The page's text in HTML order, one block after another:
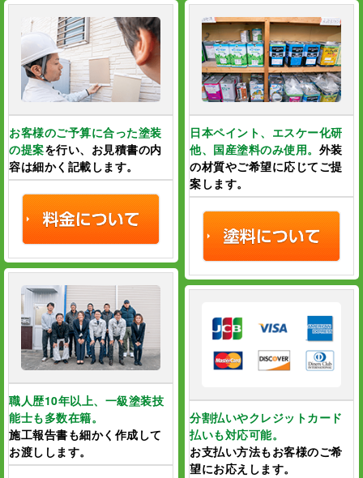
お客様のご予算に合った塗装
の提案を行い、 お見積書の内
容は細かく記載します。
日本ペイント、エスケー化研
他、国産塗料のみ使用。 外装
の材質やご希望に応じてご提
案します。
職人歴10年以上、一級塗装技
能士も多数在籍。
施工報告書も細かく作成して
お渡しします。
分割払いやクレジットカード
払いも対応可能。
お支払い方法もお客様のご希
望にお応えします。